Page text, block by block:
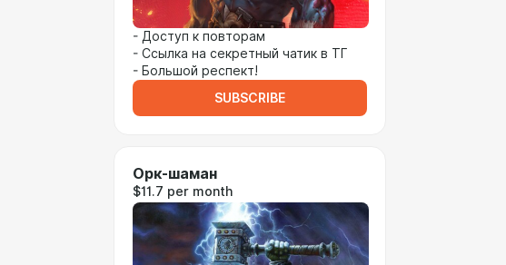
- Доступ к повторам
- Ссылка на секретный чатик в ТГ
- Большой респект!
SUBSCRIBE
Орк-шаман
$11.7 per month